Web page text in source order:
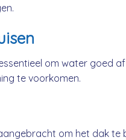
om water goed
te voorkomen.
om het dak te